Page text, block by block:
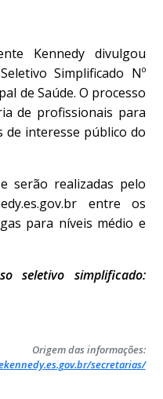
Kennedy divulgou
Simplificado Nº
de Saúde. O processo
de profissionais para
de interesse público do
serão realizadas pelo
entre os
para níveis médio e
seletivo simplificado:
Origem das informações:
secretarias/